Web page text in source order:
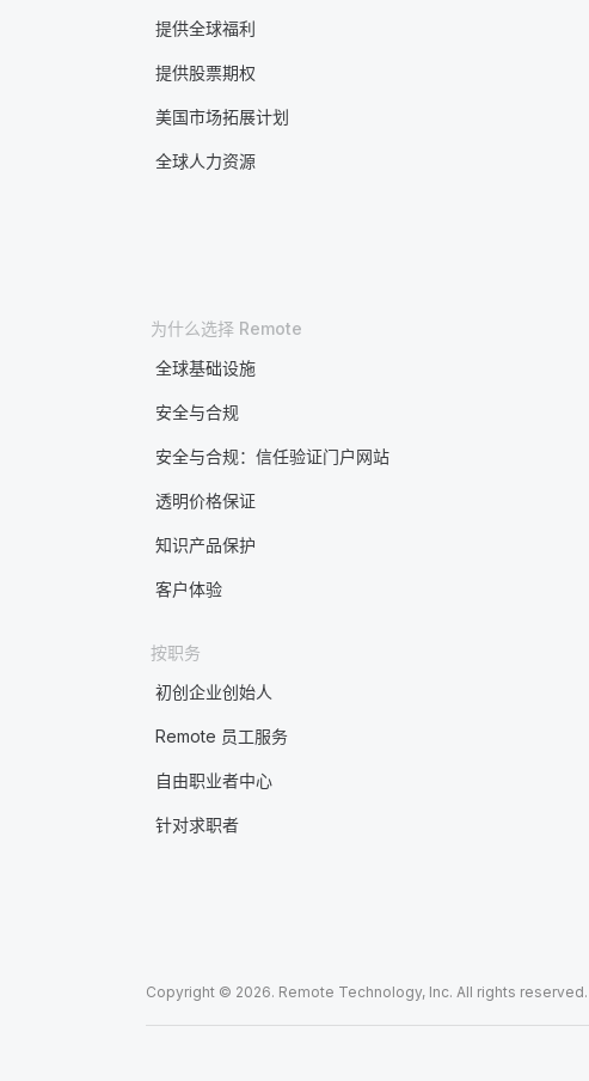
提供全球福利
提供股票期权
美国市场拓展计划
全球人力资源
为什么选择 Remote
全球基础设施
安全与合规
安全与合规：信任验证门户网站
透明价格保证
知识产品保护
客户体验
按职务
初创企业创始人
Remote 员工服务
自由职业者中心
针对求职者
Copyright © 2026. Remote Technology, Inc. All rights reserved.